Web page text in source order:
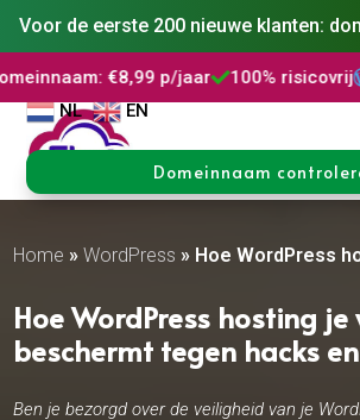
Voor de eerste 200 nieuwe klanten:
€8,99 p/jaar100% risicovrij
NL
EN
Domeinnaam
Home »WordPress » Hoe WordPress
Hoe WordPress hosting
beschermt tegen hacks
Ben je bezorgd over de veiligheid van je